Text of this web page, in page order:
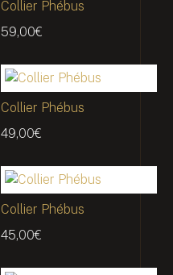
Collier Phébus
59,00€
Collier Phébus
49,00€
Collier Phébus
45,00€